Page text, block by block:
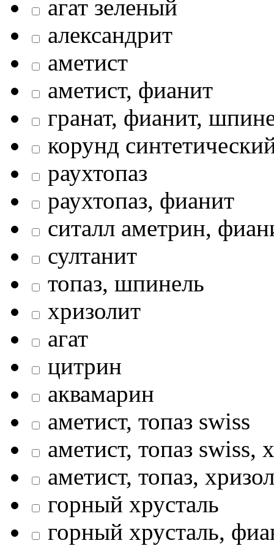
агат зеленый
александрит
аметист
аметист, фианит
гранат, фианит,
корунд
раухтопаз
раухтопаз, фианит
ситалл аметрин,
султанит
топаз, шпинель
хризолит
агат
цитрин
аквамарин
аметист, топаз swiss
аметист, топаз swiss,
аметист, топаз,
горный хрусталь
горный хрусталь,